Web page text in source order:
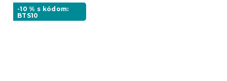
-10 % s kódom:
BTS10